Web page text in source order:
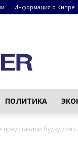
Информация о Кипре
ПОЛИТИКА
будку для